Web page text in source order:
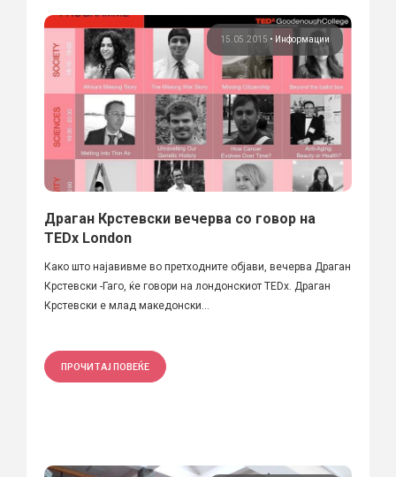
15.05.2015 • Информации
Драган Крстевски вечерва со говор на
TEDx London
Како што најавивме во претходните објави, вечерва Драган
Крстевски -Гаго, ќе говори на лондонскиот TEDx. Драган
Крстевски е млад македонски...
ПРОЧИТАЈ ПОВЕЌЕ